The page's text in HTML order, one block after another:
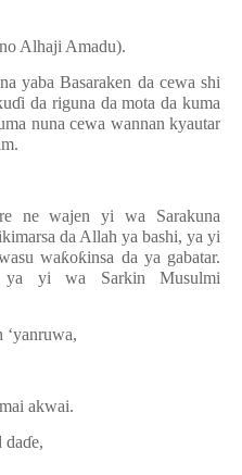
Alhaji Amadu).
yaba Basaraken da cewa shi
ɗi da riguna da mota da kuma
nuna cewa wannan kyautar
ne wajen yi wa Sarakuna
da Allah ya bashi, ya yi
waƙoƙinsa da ya gabatar.
ya yi wa Sarkin Musulmi
‘yanruwa,
akwai.
daɗe,